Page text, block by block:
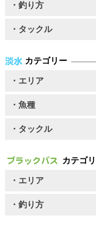
・釣り方
・タックル
カテゴリー
・エリア
・魚種
・タックル
カテゴ
・エリア
・釣り方